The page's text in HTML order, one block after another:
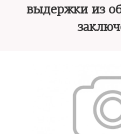
выдержки из